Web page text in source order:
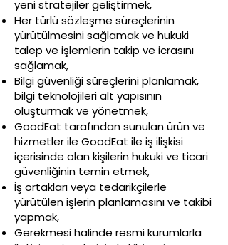
yeni stratejiler geliştirmek,
Her türlü sözleşme süreçlerinin
yürütülmesini sağlamak ve hukuki
talep ve işlemlerin takip ve icrasını
sağlamak,
Bilgi güvenliği süreçlerini planlamak,
bilgi teknolojileri alt yapısının
oluşturmak ve yönetmek,
GoodEat tarafından sunulan ürün ve
hizmetler ile GoodEat ile iş ilişkisi
içerisinde olan kişilerin hukuki ve ticari
güvenliğinin temin etmek,
İş ortakları veya tedarikçilerle
yürütülen işlerin planlamasını ve takibi
yapmak,
Gerekmesi halinde resmi kurumlarla